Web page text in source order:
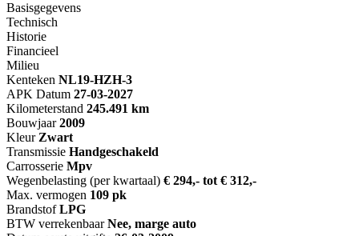
Basisgegevens
Technisch
Historie
Financieel
Milieu
Kenteken NL19-HZH-3
APK Datum 27-03-2027
Kilometerstand 245.491 km
Bouwjaar 2009
Kleur Zwart
Transmissie Handgeschakeld
Carrosserie Mpv
Wegenbelasting (per kwartaal) € 294,- tot € 312,-
Max. vermogen 109 pk
Brandstof LPG
BTW verrekenbaar Nee, marge auto